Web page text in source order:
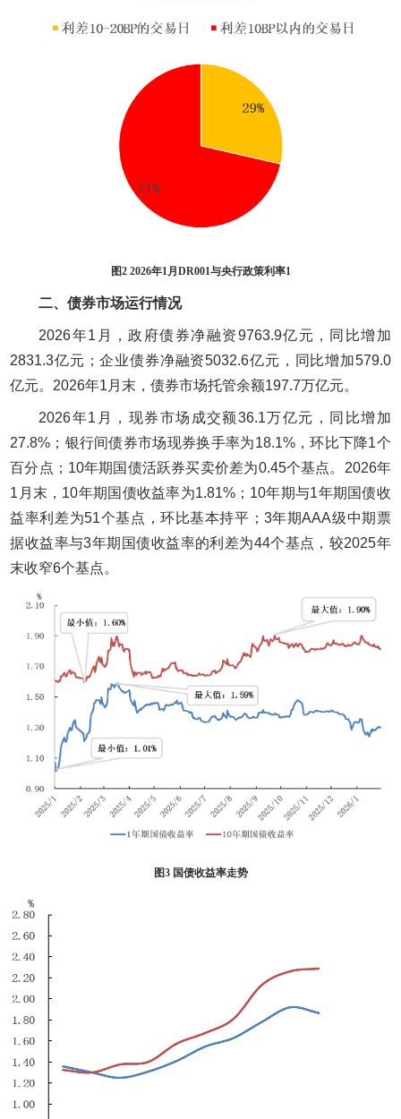
图2 2026年1月DR001与央行政策利率1
二、债券市场运行情况
2026年1月，政府债券净融资9763.9亿元，同比增加
2831.3亿元；企业债券净融资5032.6亿元，同比增加579.0
亿元。2026年1月末，债券市场托管余额197.7万亿元。
2026年1月，现券市场成交额36.1万亿元，同比增加
27.8%；银行间债券市场现券换手率为18.1%，环比下降1个
百分点；10年期国债活跃券买卖价差为0.45个基点。2026年
1月末，10年期国债收益率为1.81%；10年期与1年期国债收
益率利差为51个基点，环比基本持平；3年期AAA级中期票
据收益率与3年期国债收益率的利差为44个基点，较2025年
末收窄6个基点。
图3 国债收益率走势